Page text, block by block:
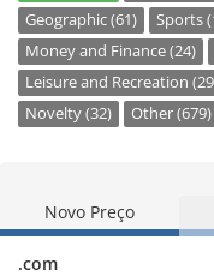
Geographic (61)
Sports
Money and Finance (24)
Leisure and Recreation
Novelty (32)
Other (679)
Novo Preço
.com